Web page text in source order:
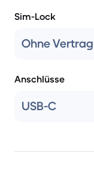
Sim-Lock
Ohne Vertrag
Anschlüsse
USB-C